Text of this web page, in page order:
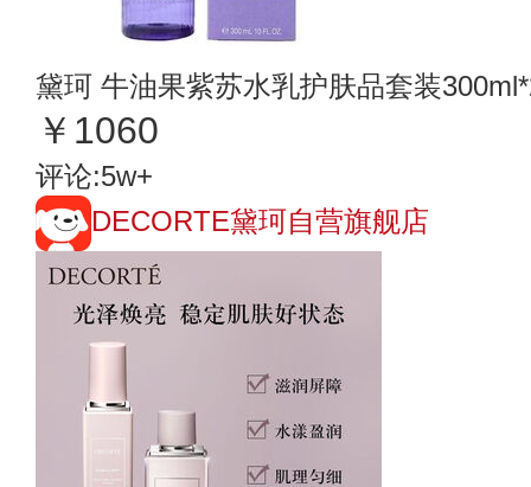
黛珂 牛油果紫苏水乳护肤品套装
￥1060
评论:5w+
DECORTE黛珂自营旗舰店